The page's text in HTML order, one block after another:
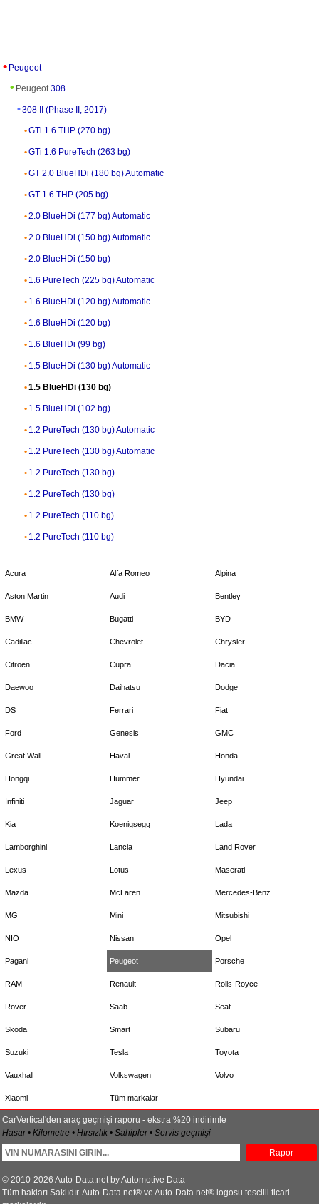
Peugeot
Peugeot 308
308 II (Phase II, 2017)
GTi 1.6 THP (270 bg)
GTi 1.6 PureTech (263 bg)
GT 2.0 BlueHDi (180 bg) Automatic
GT 1.6 THP (205 bg)
2.0 BlueHDi (177 bg) Automatic
2.0 BlueHDi (150 bg) Automatic
2.0 BlueHDi (150 bg)
1.6 PureTech (225 bg) Automatic
1.6 BlueHDi (120 bg) Automatic
1.6 BlueHDi (120 bg)
1.6 BlueHDi (99 bg)
1.5 BlueHDi (130 bg) Automatic
1.5 BlueHDi (130 bg)
1.5 BlueHDi (102 bg)
1.2 PureTech (130 bg) Automatic
1.2 PureTech (130 bg) Automatic
1.2 PureTech (130 bg)
1.2 PureTech (130 bg)
1.2 PureTech (110 bg)
1.2 PureTech (110 bg)
Acura Alfa Romeo Alpina
Aston Martin Audi Bentley
BMW Bugatti BYD
Cadillac Chevrolet Chrysler
Citroen Cupra Dacia
Daewoo Daihatsu Dodge
DS Ferrari Fiat
Ford Genesis GMC
Great Wall Haval Honda
Hongqi Hummer Hyundai
Infiniti Jaguar Jeep
Kia Koenigsegg Lada
Lamborghini Lancia Land Rover
Lexus Lotus Maserati
Mazda McLaren Mercedes-Benz
MG Mini Mitsubishi
NIO Nissan Opel
Pagani Peugeot Porsche
RAM Renault Rolls-Royce
Rover Saab Seat
Skoda Smart Subaru
Suzuki Tesla Toyota
Vauxhall Volkswagen Volvo
Xiaomi Tüm markalar
CarVertical'den araç geçmişi raporu - ekstra %20 indirimle
Hasar • Kilometre • Hırsızlık • Sahipler • Servis geçmişi
Rapor
© 2010-2026 Auto-Data.net by Automotive Data
Tüm hakları Saklıdır. Auto-Data.net® ve Auto-Data.net® logosu tescilli ticari